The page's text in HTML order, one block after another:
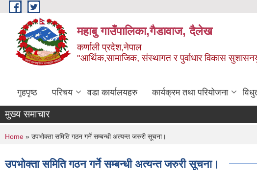
Skip to main content
महाबु गाउँपालिका,गैडावाज, दैलेख
कर्णाली प्रदेश,नेपाल
"आर्थिक,सामाजिक, संस्थागत र पुर्वाधार विकास
गृहपृष्ठ परिचय वडा कार्यालयहरु कार्यक्रम तथा परियोजना
मुख्य समाचार
You are here
Home » उपभोक्ता समिति गठन गर्ने सम्बन्धी अत्यन्त जरुरी सूचना।
उपभोक्ता समिति गठन गर्ने सम्बन्धी अत्यन्त जरुरी सूचना।